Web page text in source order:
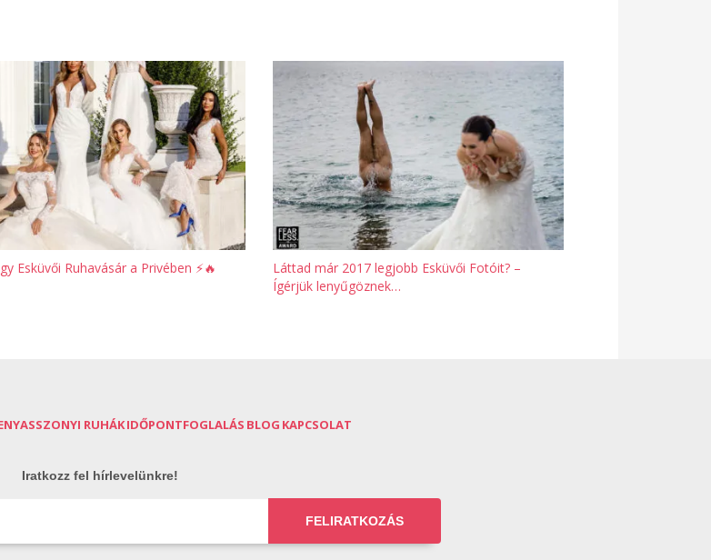
Esküvői Ruhavásár a Privében ⚡️🔥
Láttad már 2017 legjobb Esküvői Fotóit? –
Ígérjük lenyűgöznek…
RUHÁKIDŐPONTFOGLALÁS BLOG KAPCSOLAT
Iratkozz fel hírlevelünkre!
FELIRATKOZÁS